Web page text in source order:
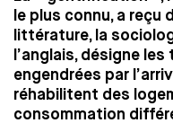
le plus connu, a
littérature, la
l’anglais, désigne
engendrées par
réhabilitent des
consommation